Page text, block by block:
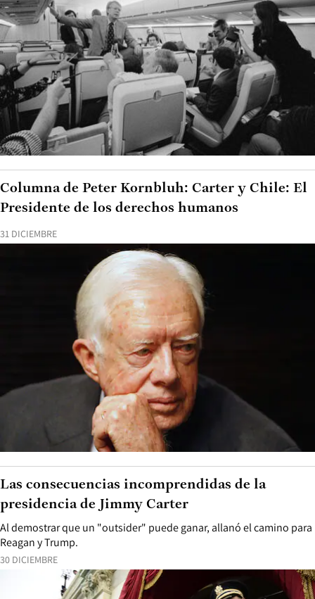
31 DICIEMBRE
Columna de Peter Kornbluh: Carter y Chile: El
Presidente de los derechos humanos
30 DICIEMBRE
Al demostrar que un "outsider" puede ganar, allanó el camino para
Reagan y Trump.
Las consecuencias incomprendidas de la
presidencia de Jimmy Carter